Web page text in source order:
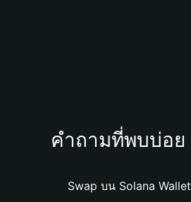
คำถามที่พบบ่อย
Swap บน Solana Wallet